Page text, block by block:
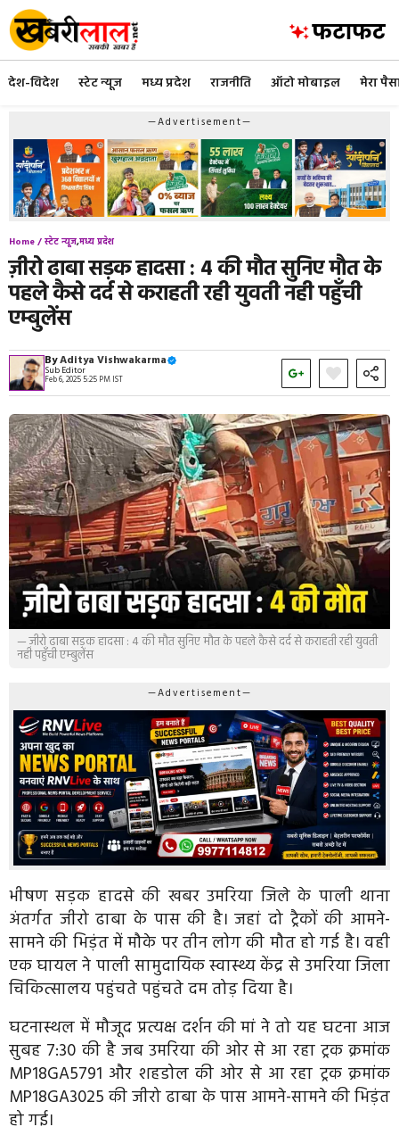
Skip
to
content
देश-विदेश स्टेट न्यूज मध्य प्रदेश राजनीति ऑटो मोबाइल मेरा
—Advertisement—
Home /स्टेट न्यूज,मध्य प्रदेश
ज़ीरो ढाबा सड़क हादसा : 4 की मौत सुनिए मौत के
पहले कैसे दर्द से कराहती रही युवती नही पहुँची
एम्बुलेंस
ByAditya Vishwakarma
Sub Editor
Feb 6, 2025 5:25 PM IST
— ज़ीरो ढाबा सड़क हादसा : 4 की मौत सुनिए मौत के पहले कैसे दर्द से कराहती रही युवती
नही पहुँची एम्बुलेंस
—Advertisement—
भीषण सड़क हादसे की खबर उमरिया जिले के पाली थाना
अंतर्गत जीरो ढाबा के पास की है। जहां दो ट्रैकों की आमने-
सामने की भिड़ंत में मौके पर तीन लोग की मौत हो गई है। वही
एक घायल ने पाली सामुदायिक स्वास्थ्य केंद्र से उमरिया जिला
चिकित्सालय पहुंचते पहुंचते दम तोड़ दिया है।
घटनास्थल में मौजूद प्रत्यक्ष दर्शन की मां ने तो यह घटना आज
सुबह 7:30 की है जब उमरिया की ओर से आ रहा ट्रक क्रमांक
MP18GA5791 और शहडोल की ओर से आ रहा ट्रक क्रमांक
MP18GA3025 की जीरो ढाबा के पास आमने-सामने की भिड़ंत
हो गई।